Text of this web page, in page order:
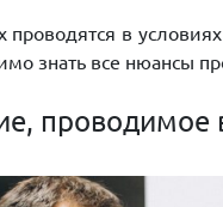
в
знать все нюансы
проводимое